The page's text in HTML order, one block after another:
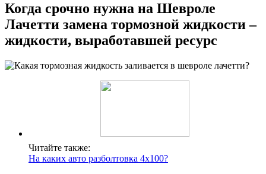
Когда срочно нужна на Шевроле
Лачетти замена тормозной жидкости –
жидкости, выработавшей ресурс
Читайте также:
На каких авто разболтовка 4х100?